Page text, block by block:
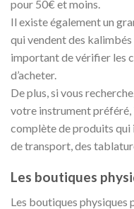
pour 50€ et moins.
Il existe également un
qui vendent des
important de vérifier les
d’acheter.
De plus, si vous
votre instrument préféré,
complète de produits qui
de transport, des
Les boutiques
Les boutiques physiques